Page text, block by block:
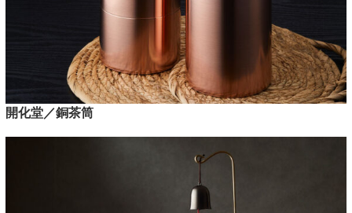
開化堂／銅茶筒